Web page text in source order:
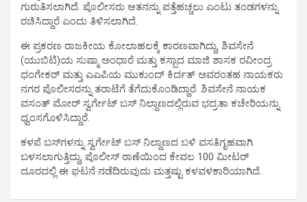
ಗುರುತಿಸಲಾಗಿದೆ. ಪೊಲೀಸರು ಆತನನ್ನು ಪತ್ತೆಹಚ್ಚಲು ಎಂಟು ತಂಡಗಳನ್ನು
ರಚಿಸಿದ್ದಾರೆ ಎಂದು ತಿಳಿಸಲಾಗಿದೆ.
ಈ ಪ್ರಕರಣ ರಾಜಕೀಯ ಕೋಲಾಹಲಕ್ಕೆ ಕಾರಣವಾಗಿದ್ದು, ಶಿವಸೇನೆ
(ಯುಬಿಟಿ)ಯ ಸುಷ್ಮಾ ಅಂಧಾರೆ ಮತ್ತು ಕಸ್ಬಾದ ಮಾಜಿ ಶಾಸಕ ರವೀಂದ್ರ
ಧಂಗೇಕರ್ ಮತ್ತು ಎಎಪಿಯ ಮುಕುಂದ್ ಕಿರ್ದತ್ ಅವರಂತಹ ನಾಯಕರು
ನಗರ ಪೊಲೀಸರನ್ನು ತರಾಟೆಗೆ ತೆಗೆದುಕೊಂಡಿದ್ದಾರೆ. ಶಿವಸೇನೆ ನಾಯಕ
ವಸಂತ್ ಮೋರ್ ಸ್ವರ್ಗೇಟ್ ಬಸ್ ನಿಲ್ದಾಣದಲ್ಲಿರುವ ಭದ್ರತಾ ಕಚೇರಿಯನ್ನು
ಧ್ವಂಸಗೊಳಿಸಿದ್ದಾರೆ.
ಕಳಪೆ ಬಸ್‌ಗಳನ್ನು ಸ್ವರ್ಗೇಟ್ ಬಸ್ ನಿಲ್ದಾಣದ ಬಳಿ ವಸತಿಗೃಹವಾಗಿ
ಬಳಸಲಾಗುತ್ತಿದ್ದು, ಪೊಲೀಸ್ ಠಾಣೆಯಿಂದ ಕೇವಲ 100 ಮೀಟರ್
ದೂರದಲ್ಲಿ ಈ ಘಟನೆ ನಡೆದಿರುವುದು ಮತ್ತಷ್ಟು ಕಳವಳಕಾರಿಯಾಗಿದೆ.